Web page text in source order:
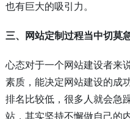
也有巨大的吸引力。
三、网站定制过程当中切莫
心态对于一个网站建设者来
素质，能决定网站建设的成
排名比较低，很多人就会急
站，其实坚持不懈做自己的